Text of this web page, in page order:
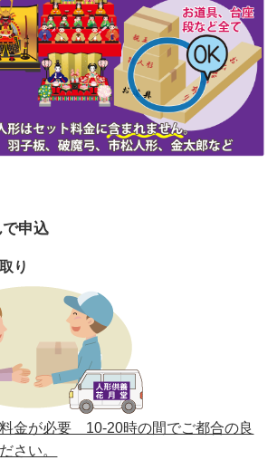
養祭 令和3年9月13日(月)
養祭令和3年7月12日(月)
養祭令和3年6月3日(木)
養祭令和3年4月23日(金)
養祭令和2年10月22日(木)
祭 令和2年8月26日(水)
祭 令和2年6月8日(月)
祭 令和2年4月16日(木)
養祭令和2年2月13日(木)
で申込
り
金が必要 10-20時の間でご都合の良
さい。